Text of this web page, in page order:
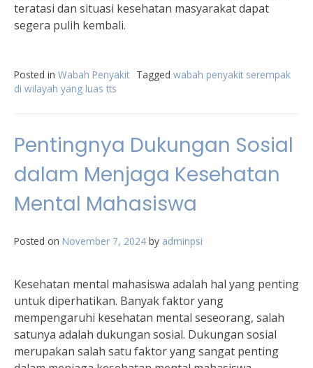
teratasi dan situasi kesehatan masyarakat dapat
segera pulih kembali.
Posted in Wabah Penyakit Tagged wabah penyakit serempak
di wilayah yang luas tts
Pentingnya Dukungan Sosial
dalam Menjaga Kesehatan
Mental Mahasiswa
Posted on November 7, 2024 by adminpsi
Kesehatan mental mahasiswa adalah hal yang penting
untuk diperhatikan. Banyak faktor yang
mempengaruhi kesehatan mental seseorang, salah
satunya adalah dukungan sosial. Dukungan sosial
merupakan salah satu faktor yang sangat penting